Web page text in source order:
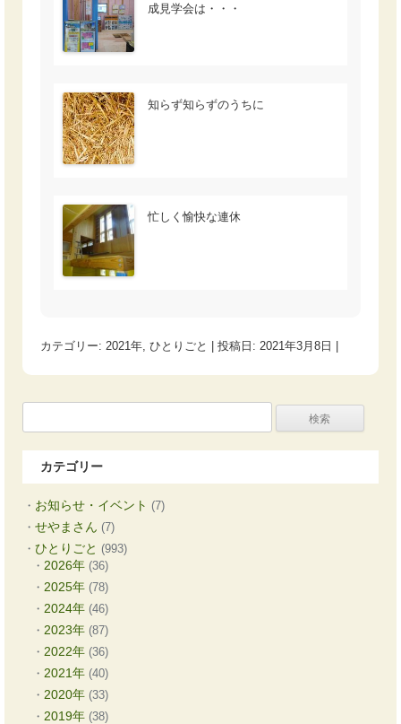
成見学会は・・・
知らず知らずのうちに
忙しく愉快な連休
カテゴリー: 2021年 ひとりごと | 投稿日: 2021年3月8日
索:
カテゴリー
お知らせ・イベント (7)
せやまさん (7)
ひとりごと (993)
2026年 (36)
2025年 (78)
2024年 (46)
2023年 (87)
2022年 (36)
2021年 (40)
2020年 (33)
2019年 (38)